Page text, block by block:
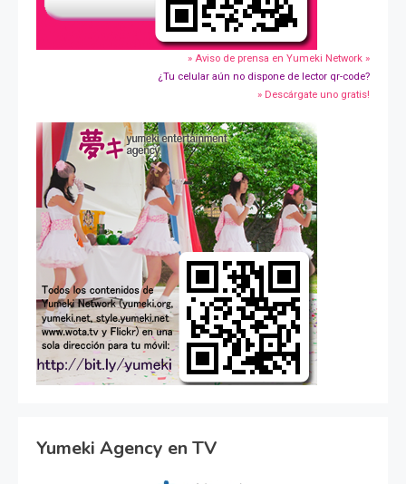
» Aviso de prensa en Yumeki Network »
¿Tu celular aún no dispone de lector qr-code?
» Descárgate uno gratis!
Yumeki Agency en TV